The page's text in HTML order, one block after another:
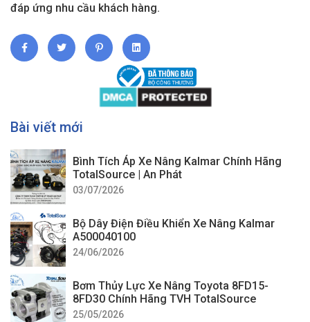
đáp ứng nhu cầu khách hàng.
Bài viết mới
Bình Tích Áp Xe Nâng Kalmar Chính Hãng
TotalSource | An Phát
03/07/2026
Bộ Dây Điện Điều Khiển Xe Nâng Kalmar
A500040100
24/06/2026
Bơm Thủy Lực Xe Nâng Toyota 8FD15-
8FD30 Chính Hãng TVH TotalSource
25/05/2026